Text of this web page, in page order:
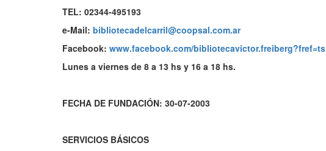
TEL: 02344-495193
e-Mail: bibliotecadelcarril@coopsal.com.ar
Facebook: www.facebook.com/bibliotecavictor.freiberg?fref=ts
Lunes a viernes de 8 a 13 hs y 16 a 18 hs.
FECHA DE FUNDACIÓN: 30-07-2003
SERVICIOS BÁSICOS